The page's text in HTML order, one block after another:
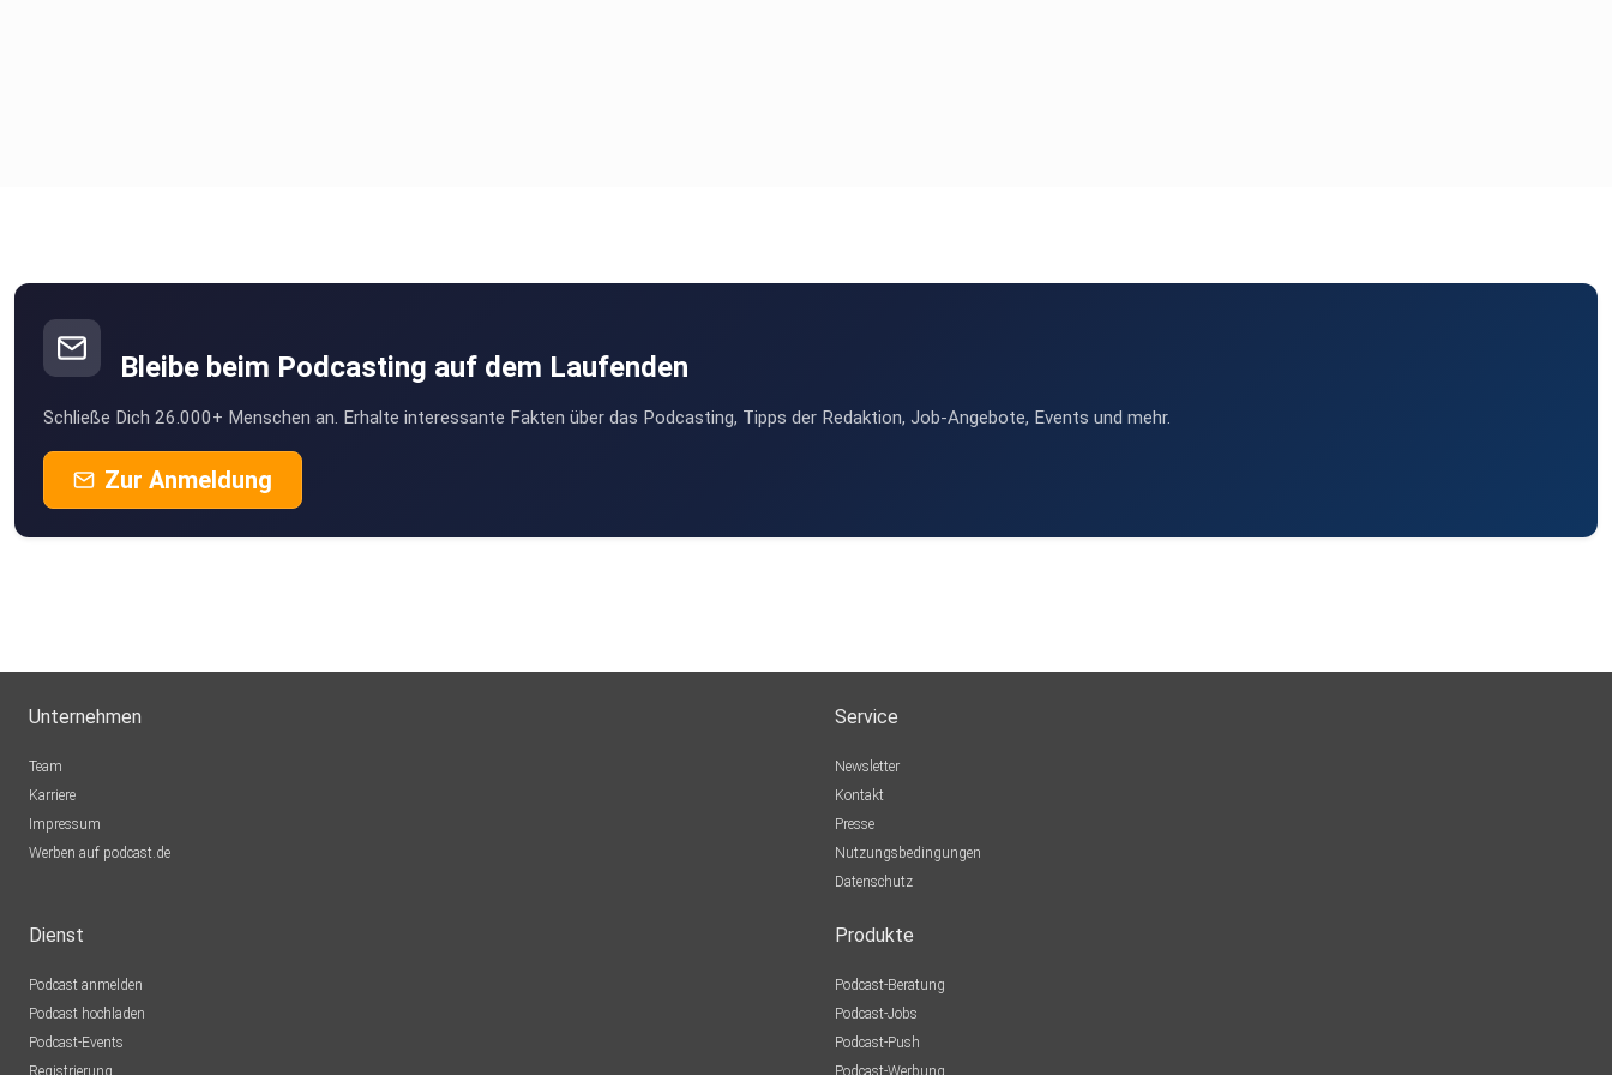
Bleibe beim Podcasting auf dem Laufenden
Schließe Dich 26.000+ Menschen an. Erhalte interessante Fakten über das Podcasting, Tipps der Redaktion, Job-Angebote, Events und mehr.
Zur Anmeldung
Unternehmen
Team
Karriere
Impressum
Werben auf podcast.de
Service
Newsletter
Kontakt
Presse
Nutzungsbedingungen
Datenschutz
Dienst
Podcast anmelden
Podcast hochladen
Podcast-Events
Registrierung
Produkte
Podcast-Beratung
Podcast-Jobs
Podcast-Push
Podcast-Werbung